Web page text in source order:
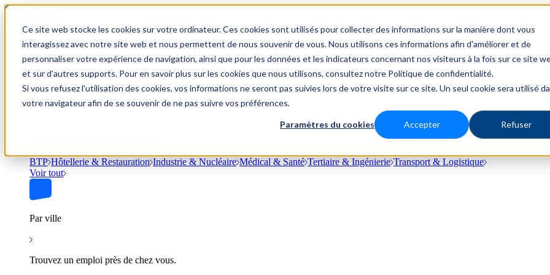
Ce site web stocke les cookies sur votre ordinateur. Ces cookies sont utilisés pour collecter des informations sur la manière dont vous
interagissez avec notre site web et nous permettent de nous souvenir de vous. Nous utilisons ces informations afin d'améliorer et de
personnaliser votre expérience de navigation, ainsi que pour les données et les indicateurs concernant nos visiteurs à la fois sur ce site
et sur d'autres supports. Pour en savoir plus sur les cookies que nous utilisons, consultez notre Politique de confidentialité.
Si vous refusez l'utilisation des cookies, vos informations ne seront pas suivies lors de votre visite sur ce site. Un seul cookie sera utilisé
votre navigateur afin de se souvenir de ne pas suivre vos préférences.
Paramètres du cookies Accepter Refuser
Trouver un emploi
Par secteur
BTP Hôtellerie & Restauration Industrie & Nucléaire Médical & Santé Tertiaire & Ingénierie Transport & Logistique
Voir tout
Par ville
Trouvez un emploi près de chez vous.